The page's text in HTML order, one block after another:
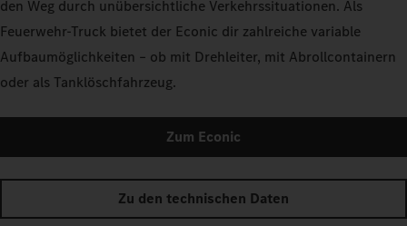
den Weg durch unübersichtliche Verkehrssituationen. Als
Feuerwehr-Truck bietet der Econic dir zahlreiche variable
Aufbaumöglichkeiten – ob mit Drehleiter, mit Abrollcontainern
oder als Tanklöschfahrzeug.
Zum Econic
Zu den technischen Daten